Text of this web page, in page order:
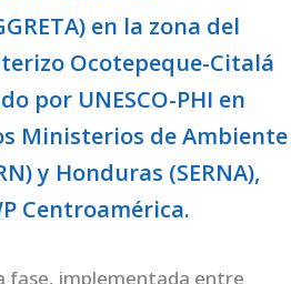
en la zona del
Ocotepeque-Citalá
por UNESCO-PHI en
Ministerios de Ambiente
y Honduras (SERNA),
Centroamérica.
fase, implementada entre